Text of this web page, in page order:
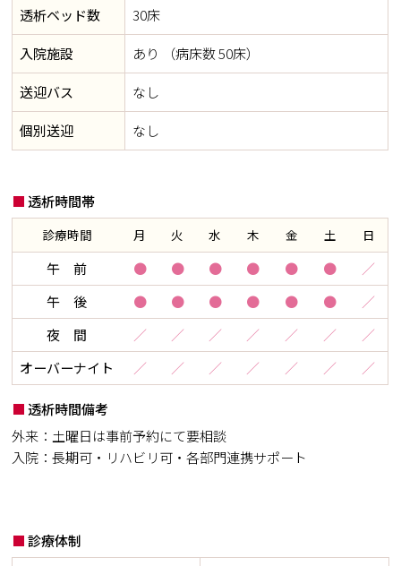
透析ベッド数 30床
入院施設 あり （病床数 50床）
送迎バス なし
個別送迎 なし
透析時間帯
診療時間 月 火 水 木 金 土 日
午 前 ● ● ● ● ● ●
／
午 後
● ● ● ● ● ●
／
夜 間
／ ／ ／ ／ ／ ／
／
オーバーナイト
／ ／ ／ ／ ／ ／ ／
透析時間備考
外来：土曜日は事前予約にて要相談
入院：長期可・リハビリ可・各部門連携サポート
診療体制